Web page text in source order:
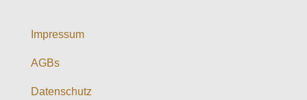
Impressum
AGBs
Datenschutz